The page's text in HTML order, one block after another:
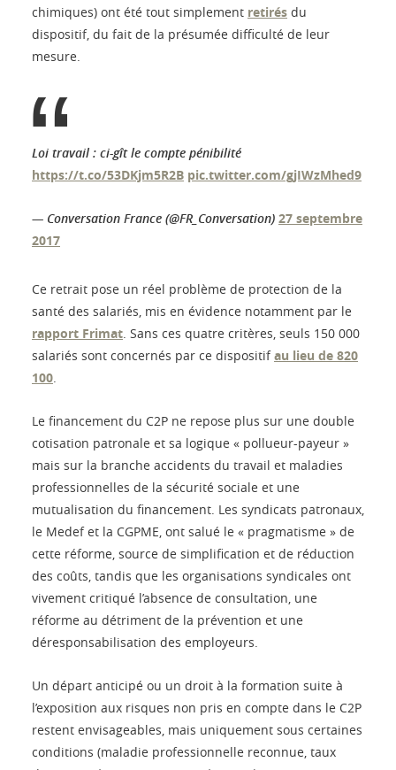
chimiques) ont été tout simplement retirés du
dispositif, du fait de la présumée difficulté de leur
mesure.
Loi travail : ci-gît le compte pénibilité
https://t.co/53DKjm5R2B pic.twitter.com/gjIWzMhed9
— Conversation France (@FR_Conversation) 27 septembre
2017
Ce retrait pose un réel problème de protection de la
santé des salariés, mis en évidence notamment par le
rapport Frimat. Sans ces quatre critères, seuls 150 000
salariés sont concernés par ce dispositifau lieu de 820
100.
Le financement du C2P ne repose plus sur une double
cotisation patronale et sa logique « pollueur-payeur »
mais sur la branche accidents du travail et maladies
professionnelles de la sécurité sociale et une
mutualisation du financement. Les syndicats patronaux,
le Medef et la CGPME, ont salué le « pragmatisme » de
cette réforme, source de simplification et de réduction
des coûts, tandis que les organisations syndicales ont
vivement critiqué l’absence de consultation, une
réforme au détriment de la prévention et une
déresponsabilisation des employeurs.
Un départ anticipé ou un droit à la formation suite à
l’exposition aux risques non pris en compte dans le C2P
restent envisageables, mais uniquement sous certaines
conditions (maladie professionnelle reconnue, taux